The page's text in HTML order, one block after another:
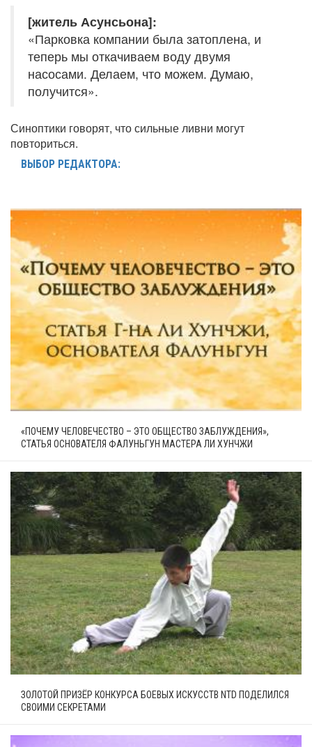
[житель Асунсьона]:
«Парковка компании была затоплена, и
теперь мы откачиваем воду двумя
насосами. Делаем, что можем. Думаю,
получится».
Синоптики говорят, что сильные ливни могут
повториться.
ВЫБОР РЕДАКТОРА:
«ПОЧЕМУ ЧЕЛОВЕЧЕСТВО – ЭТО ОБЩЕСТВО ЗАБЛУЖДЕНИЯ»,
СТАТЬЯ ОСНОВАТЕЛЯ ФАЛУНЬГУН МАСТЕРА ЛИ ХУНЧЖИ
ЗОЛОТОЙ ПРИЗЁР КОНКУРСА БОЕВЫХ ИСКУССТВ NTD ПОДЕЛИЛСЯ
СВОИМИ СЕКРЕТАМИ